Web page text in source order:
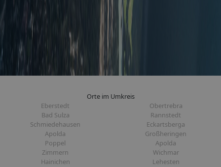
Orte im Umkreis
Eberstedt
Obertrebra
Bad Sulza
Rannstedt
Schmiedehausen
Eckartsberga
Apolda
Großheringen
Poppel
Apolda
Zimmern
Wichmar
Hainichen
Lehesten